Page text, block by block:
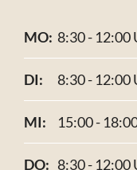
MO: 8:30 - 12:00
DI: 8:30 - 12:00
MI: 15:00 -
DO: 8:30 - 12:00